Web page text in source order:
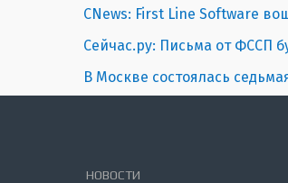
CNews: First Line Software
Сейчас.ру: Письма от ФССП
В Москве состоялась
НОВОСТИ